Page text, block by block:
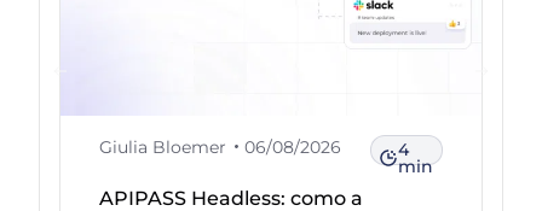
Giulia Bloemer 06/08/2026 4
min
APIPASS Headless: como a